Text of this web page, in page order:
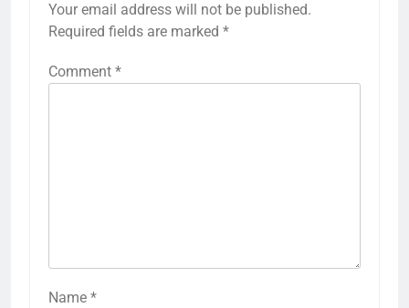
Your email address will not be published.
Required fields are marked *
Comment *
Name *